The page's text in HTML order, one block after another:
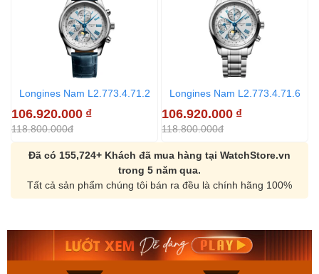
Longines Nam L2.773.4.71.2
106.920.000 ₫
118.800.000đ
Longines Nam L2.773.4.71.6
106.920.000 ₫
118.800.000đ
Đã có 155,724+ Khách đã mua hàng tại WatchStore.vn
trong 5 năm qua.
Tất cả sản phẩm chúng tôi bán ra đều là chính hãng 100%
Orient Nam RA-
Mua ngay
Casio Nam MTS-
Mua ngay